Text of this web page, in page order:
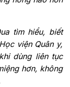
tìm hiểu, biết
viện Quân y,
dùng liên tục
hơn, không